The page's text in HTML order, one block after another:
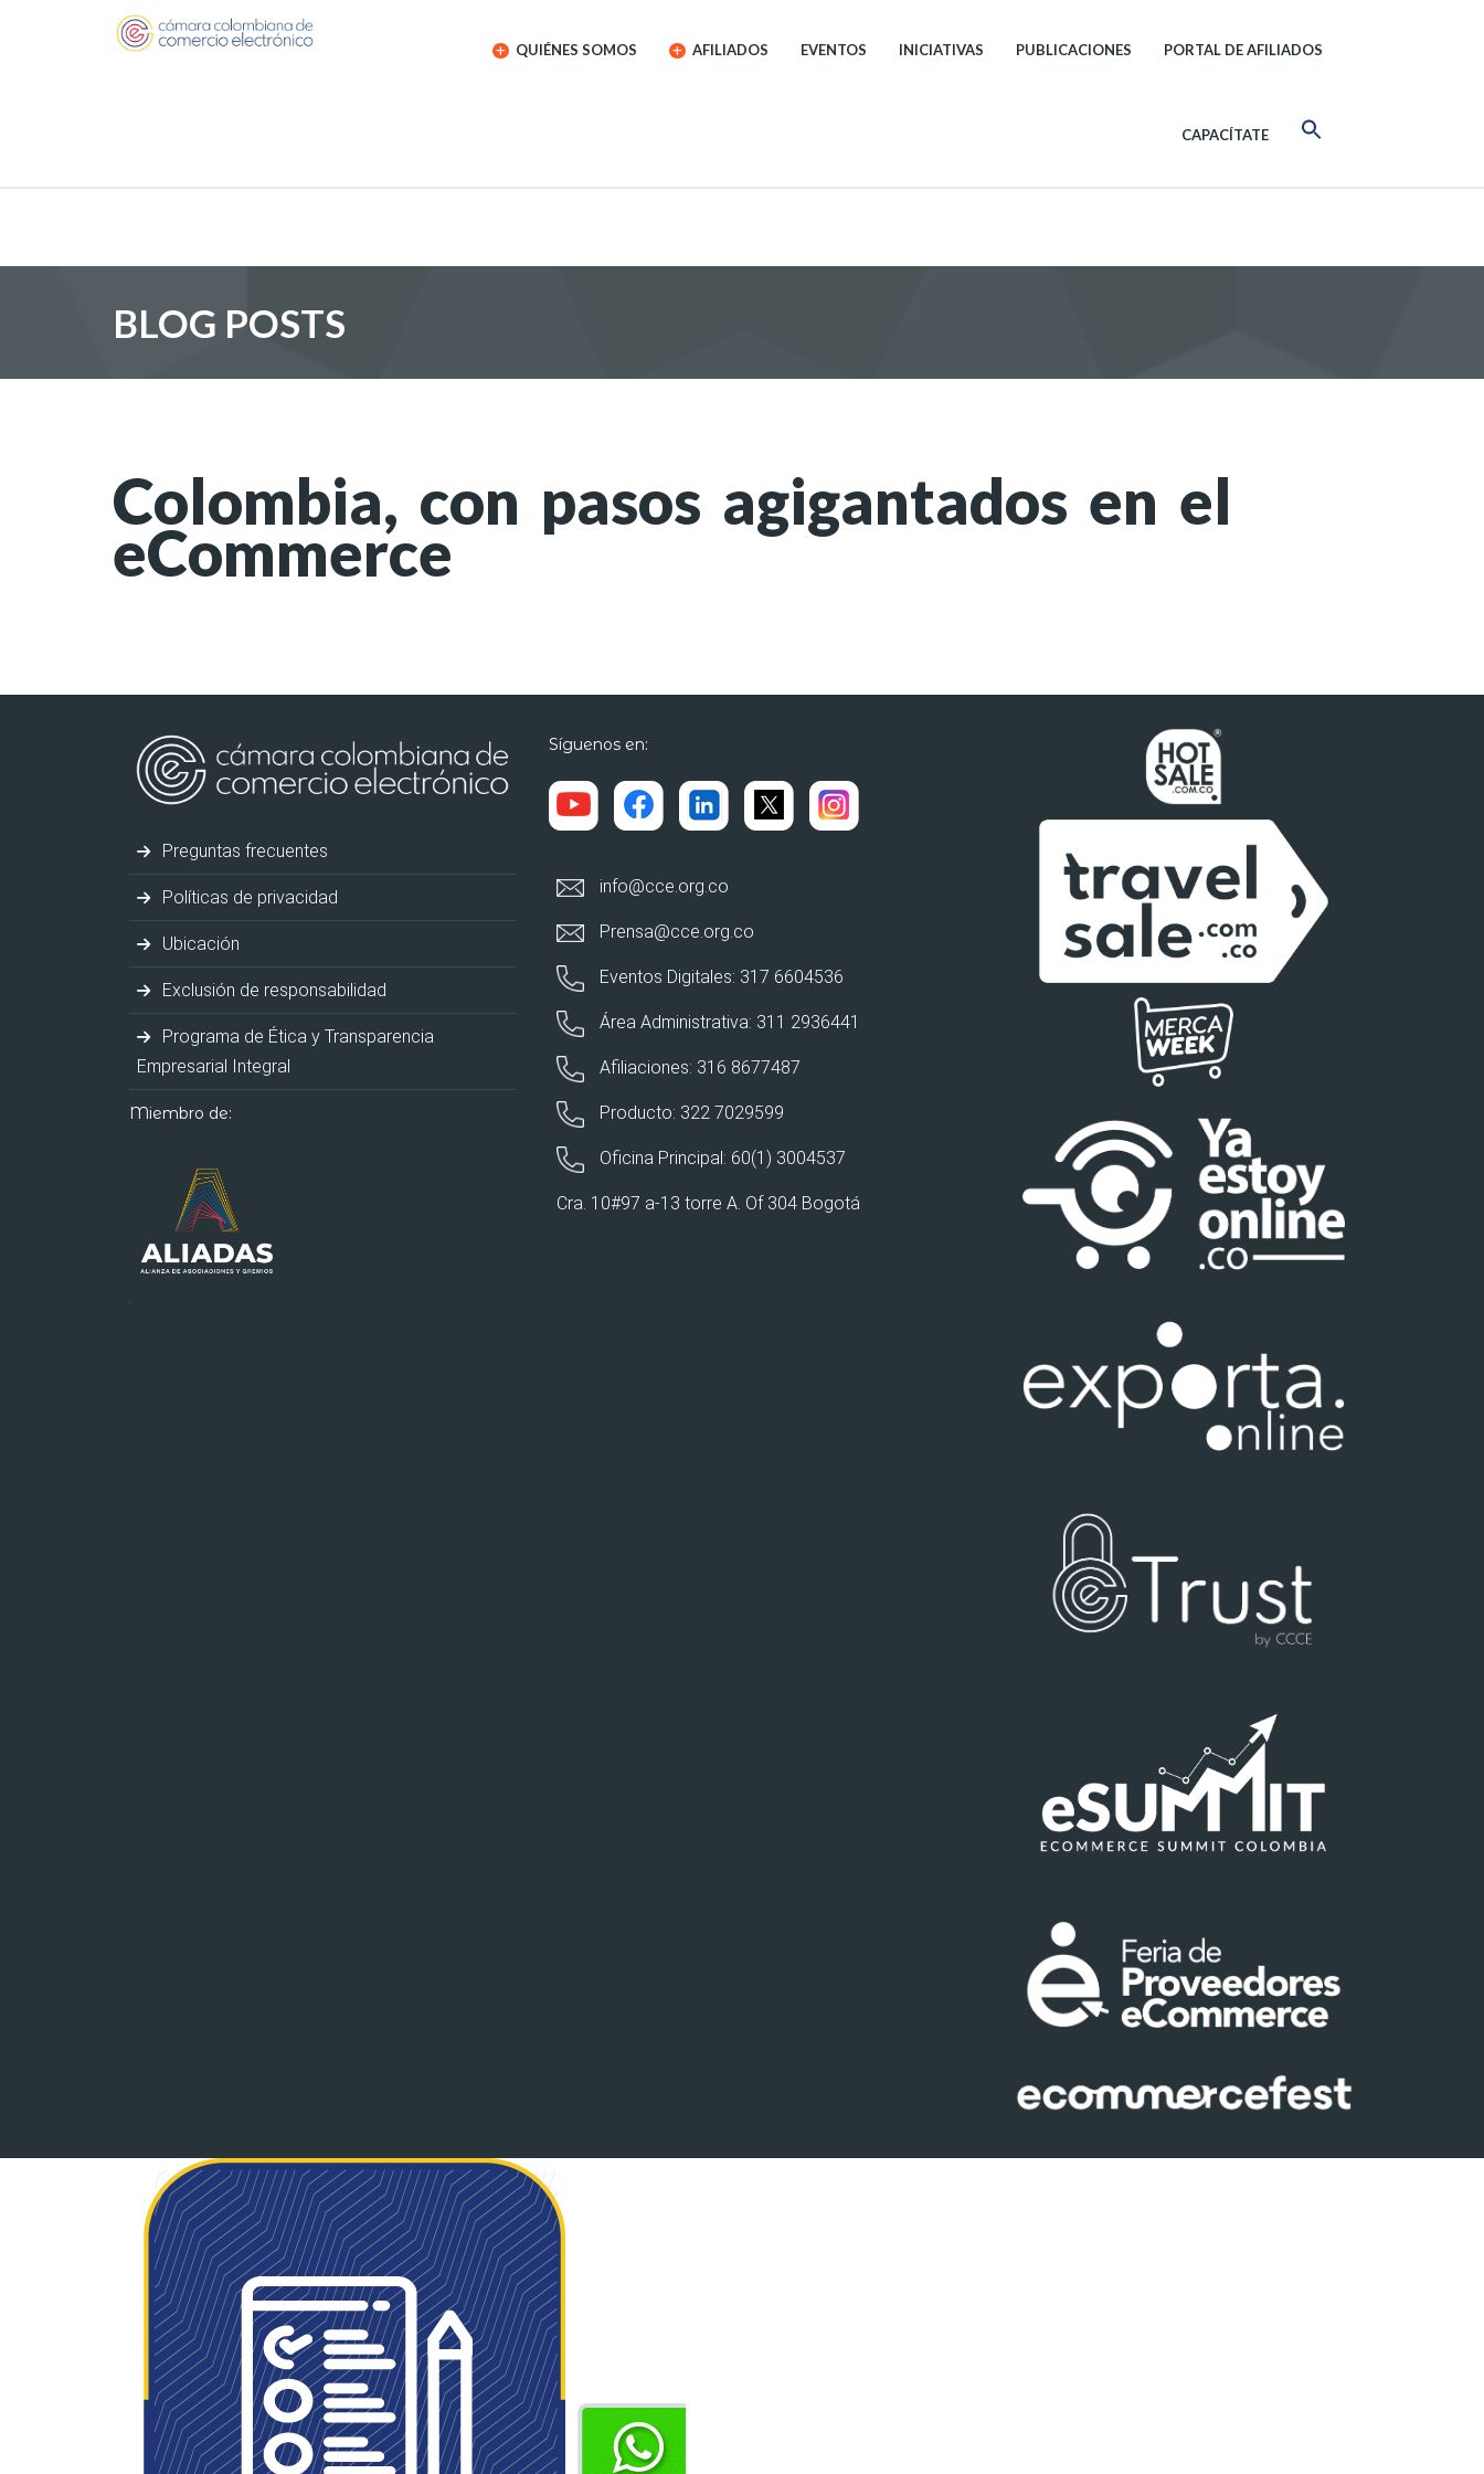
QUIÉNES SOMOS AFILIADOS EVENTOS INICIATIVAS PUBLICACIONES PORTAL DE AFILIADOS
CAPACÍTATE
BLOG POSTS
Colombia, con pasos agigantados en el
eCommerce
Preguntas frecuentes
Políticas de privacidad
Ubicación
Exclusión de responsabilidad
Programa de Ética y Transparencia
Empresarial Integral
Miembro de:
Síguenos en:
info@cce.org.co
Prensa@cce.org.co
Eventos Digitales: 317 6604536
Área Administrativa: 311 2936441
Afiliaciones: 316 8677487
Producto: 322 7029599
Oficina Principal: 60(1) 3004537
Cra. 10#97 a-13 torre A. Of 304 Bogotá